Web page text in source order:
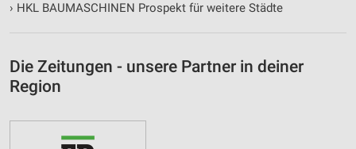
› HKL BAUMASCHINEN Prospekt für weitere Städte
Die Zeitungen - unsere Partner in deiner
Region